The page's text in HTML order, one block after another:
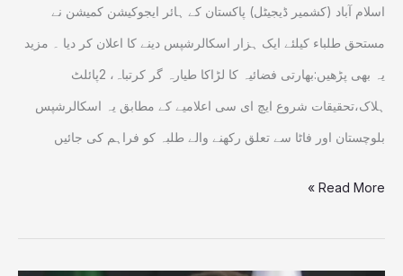
اسلام آباد (کشمیر ڈیجیٹل) پاکستان کے ہائر ایجوکیشن کمیشن نے
مستحق طلباء کیلئے ایک ہزار اسکالرشپس دینے کا اعلان کر دیا ۔ مزید
یہ بھی پڑھیں:بھارتی فضائیہ کا لڑاکا طیارہ گر کرتباہ، 2پائلٹ
ہلاک،تحقیقات شروع ایچ ای سی اعلامیے کے مطابق یہ اسکالرشپس
بلوچستان اور فاٹا سے تعلق رکھنے والے طلبہ کو فراہم کی جائیں
Read More »